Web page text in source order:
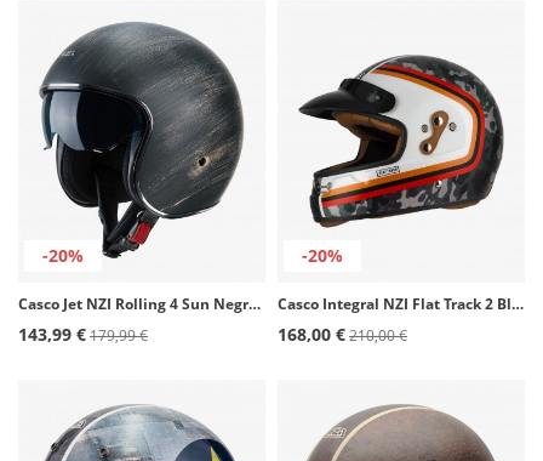
-20%
Casco Jet NZI Rolling 4 Sun Negro Óxido Mate
143,99 €179,99 €
-20%
Casco Integral NZI Flat Track 2 Blitz Rojo y naranja mate
168,00 €210,00 €